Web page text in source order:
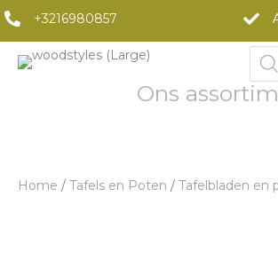
+3216980857
Ons
Home / Tafels en Poten / Tafelbladen en